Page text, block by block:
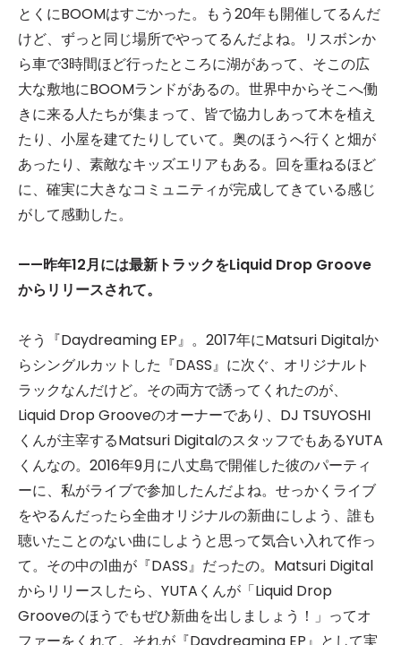
とくにBOOMはすごかった。もう20年も開催してるんだ
けど、ずっと同じ場所でやってるんだよね。リスボンか
ら車で3時間ほど行ったところに湖があって、そこの広
大な敷地にBOOMランドがあるの。世界中からそこへ働
きに来る人たちが集まって、皆で協力しあって木を植え
たり、小屋を建てたりしていて。奥のほうへ行くと畑が
あったり、素敵なキッズエリアもある。回を重ねるほど
に、確実に大きなコミュニティが完成してきている感じ
がして感動した。
——昨年12月には最新トラックをLiquid Drop Groove
からリリースされて。
そう『Daydreaming EP』。2017年にMatsuri Digitalか
らシングルカットした『DASS』に次ぐ、オリジナルト
ラックなんだけど。その両方で誘ってくれたのが、
Liquid Drop Grooveのオーナーであり、DJ TSUYOSHI
くんが主宰するMatsuri DigitalのスタッフでもあるYUTA
くんなの。2016年9月に八丈島で開催した彼のパーティ
ーに、私がライブで参加したんだよね。せっかくライブ
をやるんだったら全曲オリジナルの新曲にしよう、誰も
聴いたことのない曲にしようと思って気合い入れて作っ
て。その中の1曲が『DASS』だったの。Matsuri Digital
からリリースしたら、YUTAくんが「Liquid Drop
Grooveのほうでもぜひ新曲を出しましょう！」ってオ
ファーをくれて。それが『Daydreaming EP』として実